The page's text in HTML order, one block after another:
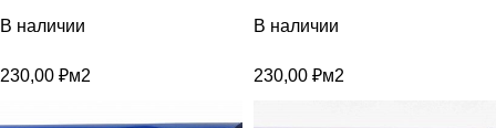
В наличии
230,00 ₽м2
В наличии
230,00 ₽м2